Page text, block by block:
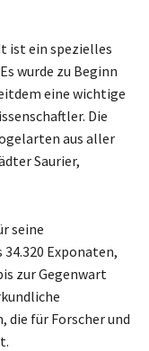
ist ein spezielles
wurde zu Beginn
eine wichtige
Die
aus aller
Saurier,
seine
Exponaten,
zur Gegenwart
die für Forscher und